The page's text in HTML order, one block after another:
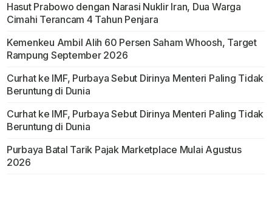
Hasut Prabowo dengan Narasi Nuklir Iran, Dua Warga
Cimahi Terancam 4 Tahun Penjara
Kemenkeu Ambil Alih 60 Persen Saham Whoosh, Target
Rampung September 2026
Curhat ke IMF, Purbaya Sebut Dirinya Menteri Paling Tidak
Beruntung di Dunia
Curhat ke IMF, Purbaya Sebut Dirinya Menteri Paling Tidak
Beruntung di Dunia
Purbaya Batal Tarik Pajak Marketplace Mulai Agustus
2026